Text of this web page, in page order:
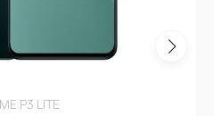
P3 LITE